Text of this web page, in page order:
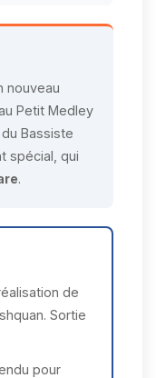
nouveau
Petit Medley
Bassiste
spécial, qui
.
de
Sortie
pour